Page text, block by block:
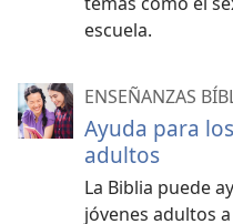
escuela.
ENSEÑANZAS
Ayuda para
adultos
La Biblia puede
jóvenes adultos